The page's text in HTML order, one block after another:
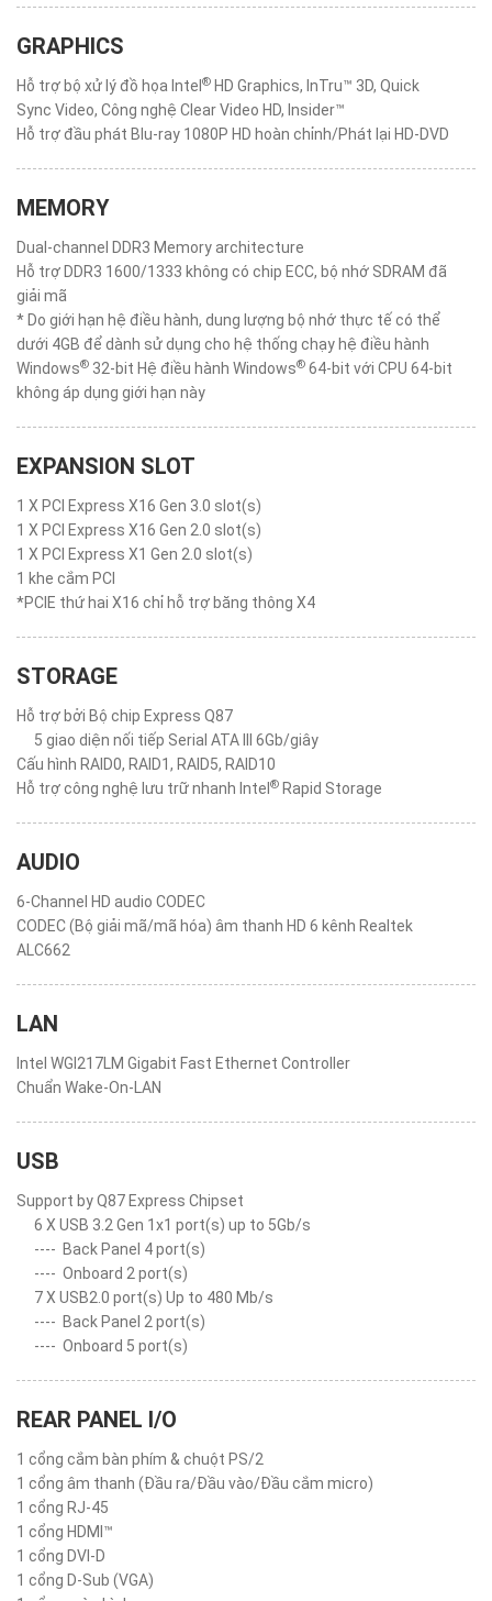
GRAPHICS
Hỗ trợ bộ xử lý đồ họa Intel ® HD Graphics, InTru™ 3D, Quick
Sync Video, Công nghệ Clear Video HD, Insider™
Hỗ trợ đầu phát Blu-ray 1080P HD hoàn chỉnh/Phát lại HD-DVD
MEMORY
Dual-channel DDR3 Memory architecture
Hỗ trợ DDR3 1600/1333 không có chip ECC, bộ nhớ SDRAM đã
giải mã
* Do giới hạn hệ điều hành, dung lượng bộ nhớ thực tế có thể
dưới 4GB để dành sử dụng cho hệ thống chạy hệ điều hành
Windows® 32-bit Hệ điều hành Windows® 64-bit với CPU 64-bit
không áp dụng giới hạn này
EXPANSION SLOT
1 X PCI Express X16 Gen 3.0 slot(s)
1 X PCI Express X16 Gen 2.0 slot(s)
1 X PCI Express X1 Gen 2.0 slot(s)
1 khe cắm PCI
*PCIE thứ hai X16 chỉ hỗ trợ băng thông X4
STORAGE
Hỗ trợ bởi Bộ chip Express Q87
5 giao diện nối tiếp Serial ATA III 6Gb/giây
Cấu hình RAID0, RAID1, RAID5, RAID10
Hỗ trợ công nghệ lưu trữ nhanh Intel ® Rapid Storage
AUDIO
6-Channel HD audio CODEC
CODEC (Bộ giải mã/mã hóa) âm thanh HD 6 kênh Realtek
ALC662
LAN
Intel WGI217LM Gigabit Fast Ethernet Controller
Chuẩn Wake-On-LAN
USB
Support by Q87 Express Chipset
6 X USB 3.2 Gen 1x1 port(s) up to 5Gb/s
---- Back Panel 4 port(s)
---- Onboard 2 port(s)
7 X USB2.0 port(s) Up to 480 Mb/s
---- Back Panel 2 port(s)
---- Onboard 5 port(s)
REAR PANEL I/O
1 cổng cắm bàn phím & chuột PS/2
1 cổng âm thanh (Đầu ra/Đầu vào/Đầu cắm micro)
1 cổng RJ-45
1 cổng HDMI™
1 cổng DVI-D
1 cổng D-Sub (VGA)